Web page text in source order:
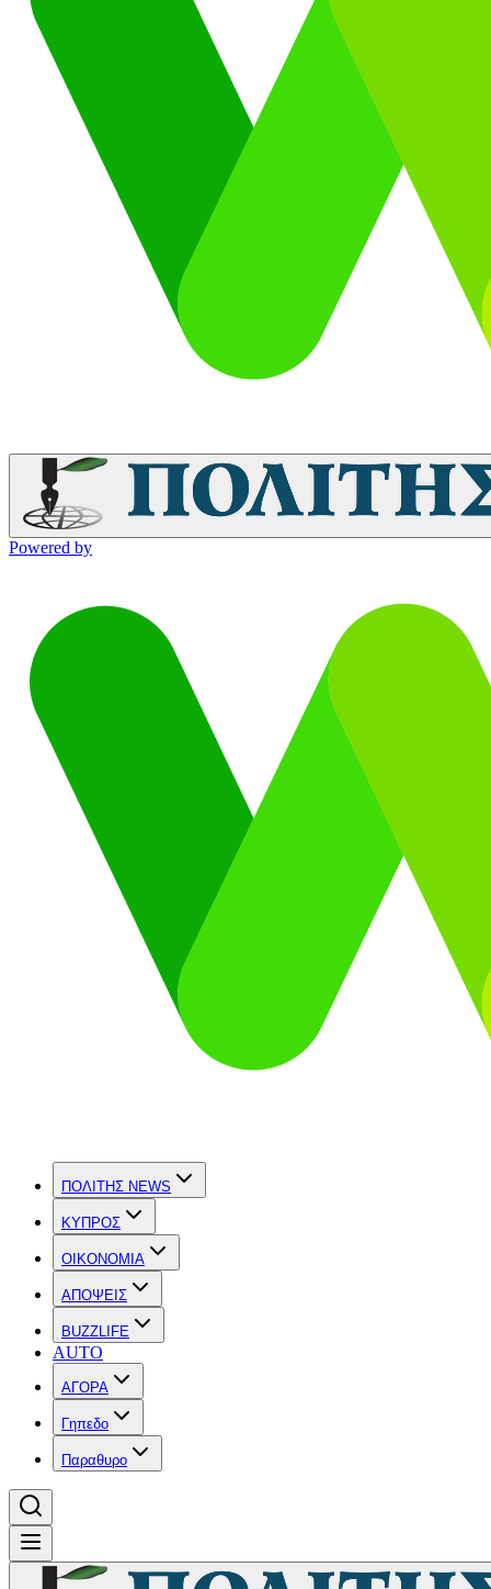
Powered by
ΠΟΛΙΤΗΣ NEWS
ΚΥΠΡΟΣ
OIKONOMIA
ΑΠΟΨΕΙΣ
BUZZLIFE
AUTO
ΑΓΟΡΑ
Γηπεδο
Παραθυρο